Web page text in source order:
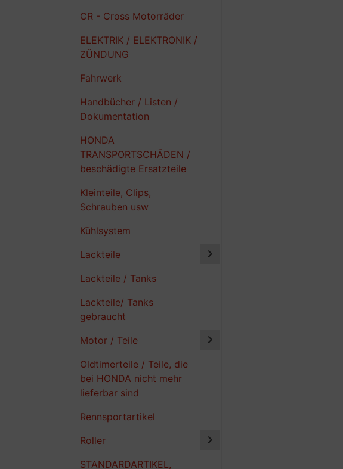
CR - Cross Motorräder
ELEKTRIK / ELEKTRONIK /
ZÜNDUNG
Fahrwerk
Handbücher / Listen /
Dokumentation
HONDA
TRANSPORTSCHÄDEN /
beschädigte Ersatzteile
Kleinteile, Clips,
Schrauben usw
Kühlsystem
Lackteile
Lackteile / Tanks
Lackteile/ Tanks
gebraucht
Motor / Teile
Oldtimerteile / Teile, die
bei HONDA nicht mehr
lieferbar sind
Rennsportartikel
Roller
STANDARDARTIKEL,